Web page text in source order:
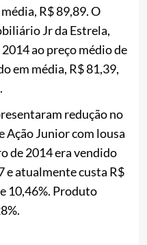
R$ 89,89. O
Jr da Estrela,
ao preço médio de
em média, R$ 81,39,
redução no
Ação Junior com lousa
de 2014 era vendido
e atualmente custa R$
10,46%. Produto